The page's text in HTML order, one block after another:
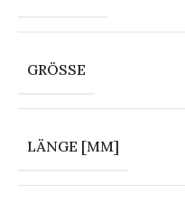
GRÖSSE
LÄNGE [MM]